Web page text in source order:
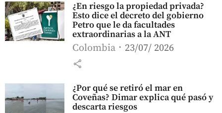
¿En riesgo la propiedad privada?
Esto dice el decreto del gobierno
Petro que le da facultades
extraordinarias a la ANT
Colombia 23/07/ 2026
share
¿Por qué se retiró el mar en
Coveñas? Dimar explica qué pasó y
descarta riesgos